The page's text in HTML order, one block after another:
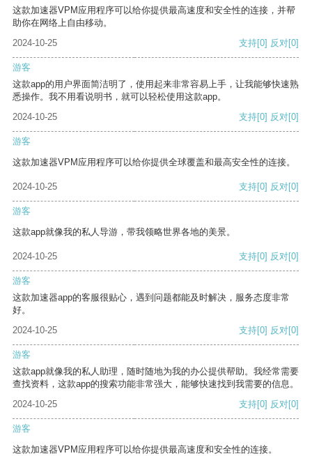
这款加速器VPM应用程序可以给你提供最高速度和安全性的连接，并帮
助你在网络上自由移动。
2024-10-25
支持[0] 反对[0]
游客
这款app的用户界面简洁明了，使用起来非常容易上手，让我能够快速熟
悉操作。我不用看说明书，就可以轻松使用这款app。
2024-10-25
支持[0] 反对[0]
游客
这款加速器VPM应用程序可以给你提供全球覆盖和最高安全性的连接。
2024-10-25 支持[0] 反对[0]
游客
这款app就像我的私人导游，带我领略世界各地的美景。
2024-10-25 支持[0] 反对[0]
游客
这款加速器app的客服很贴心，遇到问题都能及时解决，服务态度非常
好。
2024-10-25
支持[0] 反对[0]
游客
这款app就像我的私人助理，随时随地为我的办公提供帮助。我经常需要
查找资料，这款app的搜索功能非常强大，能够快速找到我需要的信息。
2024-10-25
支持[0] 反对[0]
游客
这款加速器VPM应用程序可以给你提供最高速度和安全性的连接。